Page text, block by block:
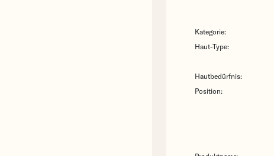
Kategorie:
Haut-Type:
Hautbedürfnis:
Position: